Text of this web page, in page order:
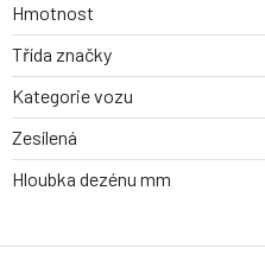
Hmotnost
Třída značky
Kategorie vozu
Zesílená
Hloubka dezénu mm